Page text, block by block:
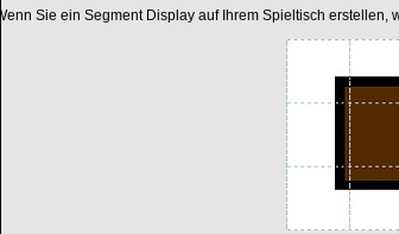
Wenn Sie ein Segment Display auf Ihrem Spieltisch